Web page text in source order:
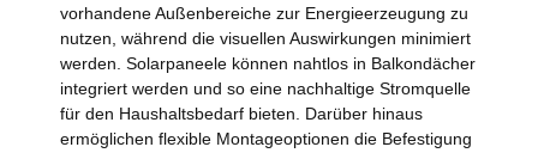
vorhandene Außenbereiche zur Energieerzeugung zu
nutzen, während die visuellen Auswirkungen minimiert
werden. Solarpaneele können nahtlos in Balkondächer
integriert werden und so eine nachhaltige Stromquelle
für den Haushaltsbedarf bieten. Darüber hinaus
ermöglichen flexible Montageoptionen die Befestigung